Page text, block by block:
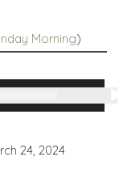
Morning)
24, 2024